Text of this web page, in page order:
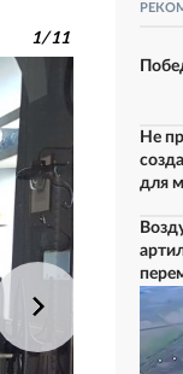
1/11
Не
для